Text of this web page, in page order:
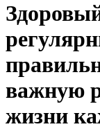
важную
жизни